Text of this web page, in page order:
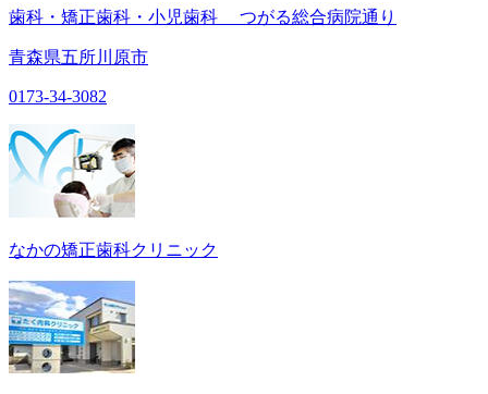
歯科・矯正歯科・小児歯科 つがる総合病院通り
青森県五所川原市
0173-34-3082
なかの矯正歯科クリニック